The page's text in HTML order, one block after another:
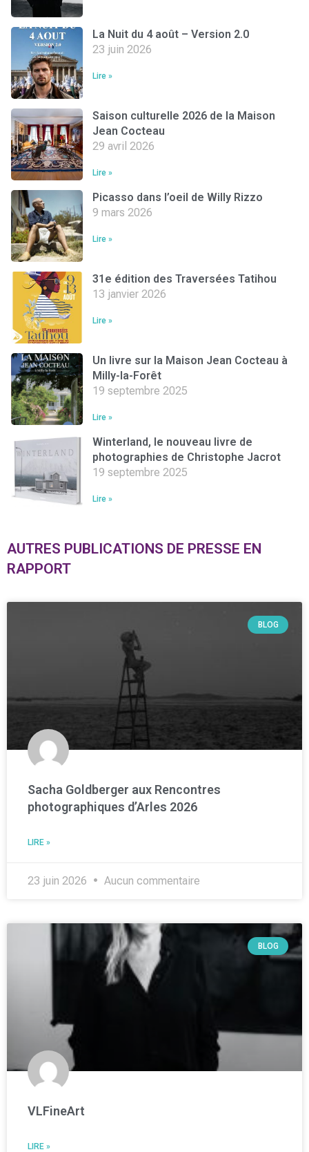
La Nuit du 4 août – Version 2.0
23 juin 2026
Lire »
Saison culturelle 2026 de la Maison
Jean Cocteau
29 avril 2026
Lire »
Picasso dans l’oeil de Willy Rizzo
9 mars 2026
Lire »
31e édition des Traversées Tatihou
13 janvier 2026
Lire »
Un livre sur la Maison Jean Cocteau à
Milly-la-Forêt
19 septembre 2025
Lire »
Winterland, le nouveau livre de
photographies de Christophe Jacrot
19 septembre 2025
Lire »
AUTRES PUBLICATIONS DE PRESSE EN
RAPPORT
BLOG
Sacha Goldberger aux Rencontres
photographiques d’Arles 2026
LIRE »
23 juin 2026 Aucun commentaire
BLOG
VLFineArt
LIRE »